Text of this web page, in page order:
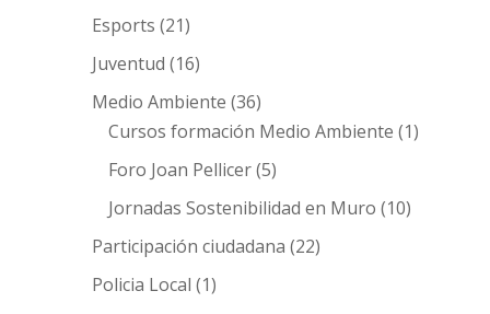
Esports (21)
Juventud (16)
Medio Ambiente (36)
Cursos formación Medio Ambiente (1)
Foro Joan Pellicer(5)
Jornadas Sostenibilidad en Muro (10)
Participación ciudadana (22)
Policia Local (1)